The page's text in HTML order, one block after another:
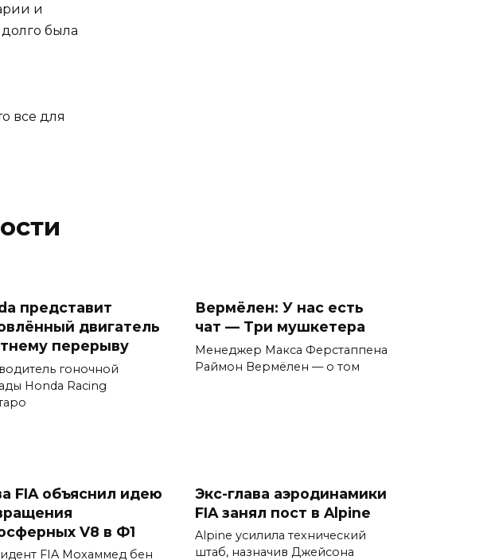
и
долго была
все для
представит
двигатель
перерыву
гоночной
Honda Racing
Вермёлен: У нас есть
чат — Три мушкетера
Менеджер Макса Ферстаппена
Раймон Вермёлен — о том
FIA объяснил идею
V8 в Ф1
FIA Мохаммед бен
Экс-глава аэродинамики
FIA занял пост в Alpine
Alpine усилила технический
штаб, назначив Джейсона